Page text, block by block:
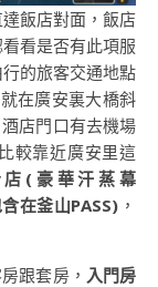
飯店對面，飯店
看是否有此項服
的旅客交通地點
在廣安裏大橋斜
店門口有去機場
較靠近廣安里這
(豪華汗蒸幕
在釜山PASS) ，
跟套房， 入門房